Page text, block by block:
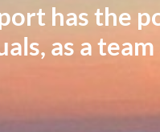
has the
as a